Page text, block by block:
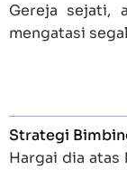
Gereja sejati,
mengatasi
Strategi
Hargai dia atas